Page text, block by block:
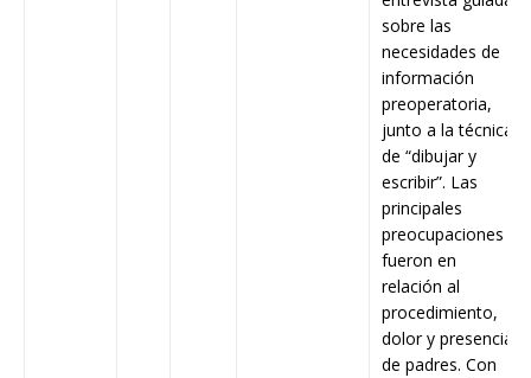
sobre las
necesidades de
información
preoperatoria,
junto a la técnica
de “dibujar y
escribir”. Las
principales
preocupaciones
fueron en
relación al
procedimiento,
dolor y presencia
de padres. Con